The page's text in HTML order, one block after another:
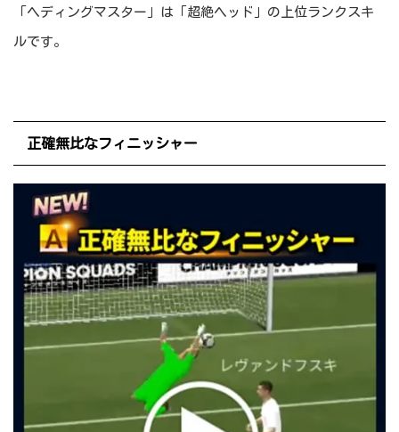
「ヘディングマスター」は「超絶ヘッド」の上位ランクスキ
ルです。
正確無比なフィニッシャー